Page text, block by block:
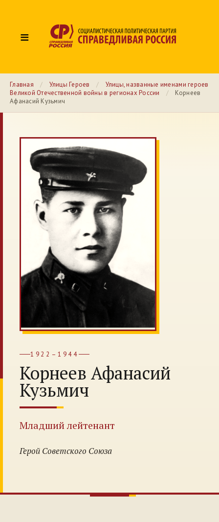
≡
Главная / Улицы Героев /
Улицы, названные именами героев
Великой Отечественной войны в регионах России
/
Корнеев
Афанасий Кузьмич
№ 13
1922–1944
Корнеев Афанасий
Кузьмич
Младший лейтенант
Герой Советского Союза